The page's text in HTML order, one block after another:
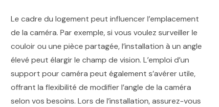
Le cadre du logement peut influencer l’emplacement
de la caméra. Par exemple, si vous voulez surveiller le
couloir ou une pièce partagée, l’installation à un angle
élevé peut élargir le champ de vision. L’emploi d’un
support pour caméra peut également s’avérer utile,
offrant la flexibilité de modifier l’angle de la caméra
selon vos besoins. Lors de l’installation, assurez-vous